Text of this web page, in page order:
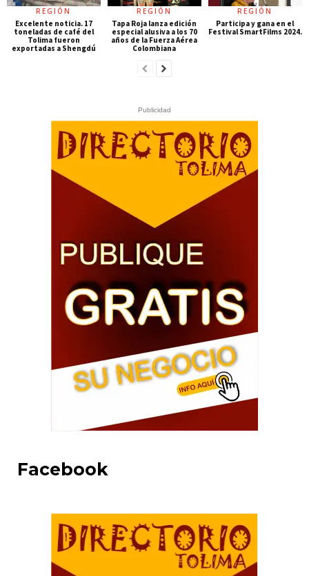
REGIÓN
Excelente noticia. 17
toneladas de café del
Tolima fueron
exportadas a Shengdú
REGIÓN
Tapa Roja lanza edición
especial alusiva a los 70
años de la Fuerza Aérea
Colombiana
REGIÓN
Participa y gana en el
Festival SmartFilms 2024.
Publicidad
Facebook